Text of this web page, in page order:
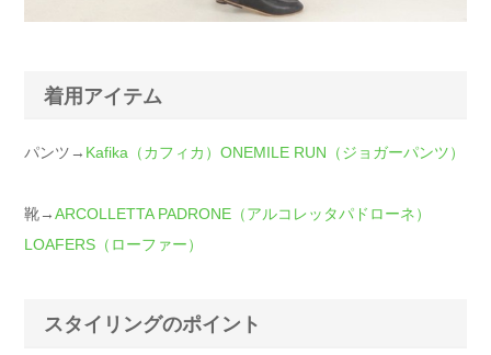
着用アイテム
パンツ→ Kafika（カフィカ）ONEMILE RUN（ジョガーパンツ）
靴→ARCOLLETTA PADRONE（アルコレッタパドローネ）
LOAFERS（ローファー）
スタイリングのポイント